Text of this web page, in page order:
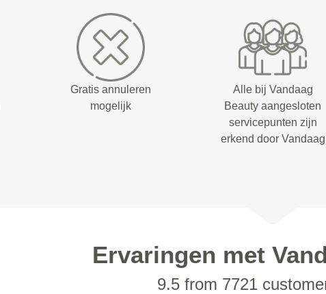
Gratis annuleren
mogelijk
Alle bij Vandaag
Beauty aangesloten
servicepunten zijn
erkend door Vandaag
Ervaringen met
9.5 from 7721